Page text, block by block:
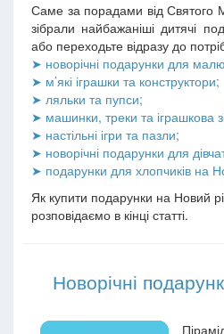
Саме за порадами від Святого
зібрали найбажаніші дитячі
або переходьте відразу до
➤ новорічні подарунки для
➤ м’які іграшки та конструктори;
➤ ляльки та пупси;
➤ машинки, треки та іграшкова
➤ настільні ігри та пазли;
➤ новорічні подарунки для
➤ подарунки для хлопчиків на
Як купити подарунки на Новий
розповідаємо в кінці статті.
Новорічні